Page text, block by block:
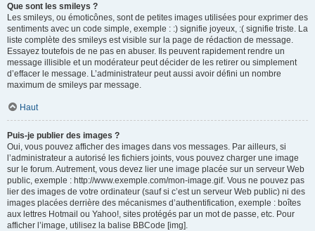
Que sont les smileys ?
Les smileys, ou émoticônes, sont de petites images utilisées pour exprimer des
sentiments avec un code simple, exemple : :) signifie joyeux, :( signifie triste. La
liste complète des smileys est visible sur la page de rédaction de message.
Essayez toutefois de ne pas en abuser. Ils peuvent rapidement rendre un
message illisible et un modérateur peut décider de les retirer ou simplement
d’effacer le message. L’administrateur peut aussi avoir défini un nombre
maximum de smileys par message.
Haut
Puis-je publier des images ?
Oui, vous pouvez afficher des images dans vos messages. Par ailleurs, si
l’administrateur a autorisé les fichiers joints, vous pouvez charger une image
sur le forum. Autrement, vous devez lier une image placée sur un serveur Web
public, exemple : http://www.exemple.com/mon-image.gif. Vous ne pouvez pas
lier des images de votre ordinateur (sauf si c’est un serveur Web public) ni des
images placées derrière des mécanismes d’authentification, exemple : boîtes
aux lettres Hotmail ou Yahoo!, sites protégés par un mot de passe, etc. Pour
afficher l’image, utilisez la balise BBCode [img].